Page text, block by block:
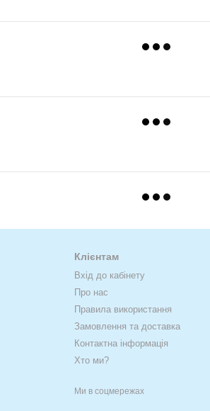
Клієнтам
Вхід до кабінету
Про нас
Правила використання
Замовлення та доставка
Контактна інформація
Хто ми?
Ми в соцмережах